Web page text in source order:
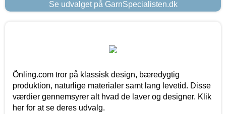
Se udvalget på GarnSpecialisten.dk
Önling.com tror på klassisk design, bæredygtig
produktion, naturlige materialer samt lang levetid. Disse
værdier gennemsyrer alt hvad de laver og designer. Klik
her for at se deres udvalg.